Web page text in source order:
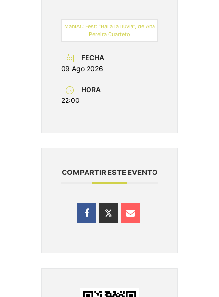
ManIAC Fest: “Baila la lluvia”, de Ana
Pereira Cuarteto
FECHA
09 Ago 2026
HORA
22:00
COMPARTIR ESTE EVENTO